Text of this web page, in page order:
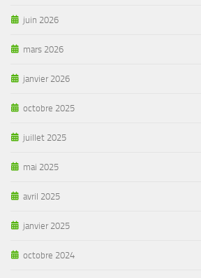
juin 2026
mars 2026
janvier 2026
octobre 2025
juillet 2025
mai 2025
avril 2025
janvier 2025
octobre 2024